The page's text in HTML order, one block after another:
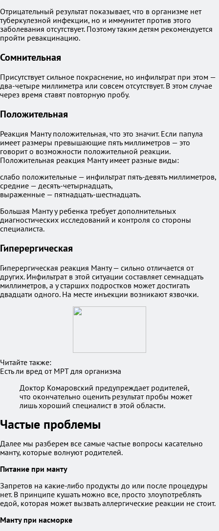
Отрицательный результат показывает, что в организме нет
туберкулезной инфекции, но и иммунитет против этого
заболевания отсутствует. Поэтому таким детям рекомендуется
пройти ревакцинацию.
Сомнительная
Присутствует сильное покраснение, но инфильтрат при этом —
два-четыре миллиметра или совсем отсутствует. В этом случае
через время ставят повторную пробу.
Положительная
Реакция Манту положительная, что это значит. Если папула
имеет размеры превышающие пять миллиметров — это
говорит о возможности положительной реакции.
Положительная реакция Манту имеет разные виды:
слабо положительные — инфильтрат пять-девять миллиметров,
средние — десять-четырнадцать,
выраженные — пятнадцать-шестнадцать.
Большая Манту у ребенка требует дополнительных
диагностических исследований и контроля со стороны
специалиста.
Гиперергическая
Гиперергическая реакция Манту — сильно отличается от
других. Инфильтрат в этой ситуации составляет семнадцать
миллиметров, а у старших подростков может достигать
двадцати одного. На месте инъекции возникают язвочки.
Читайте также:
Есть ли вред от МРТ для организма
Доктор Комаровский предупреждает родителей,
что окончательно оценить результат пробы может
лишь хороший специалист в этой области.
Частые проблемы
Далее мы разберем все самые частые вопросы касательно
манту, которые волнуют родителей.
Питание при манту
Запретов на какие-либо продукты до или после процедуры
нет. В принципе кушать можно все, просто злоупотреблять
едой, которая может вызвать аллергические реакции не стоит.
Манту при насморке